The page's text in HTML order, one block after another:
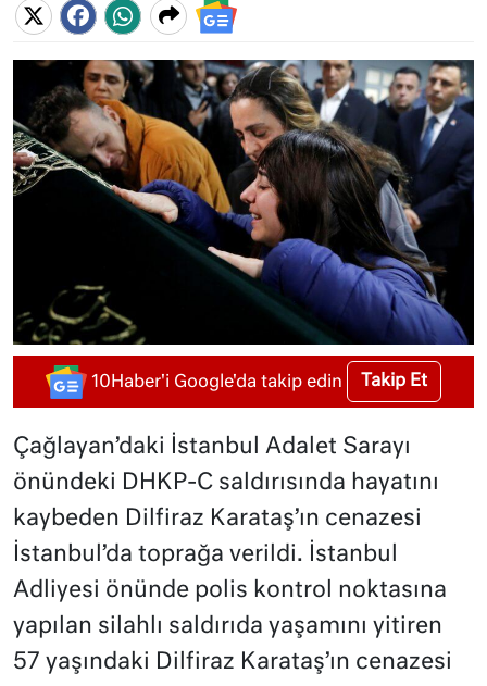
10Haber'i Google'da takip edin Takip Et
Çağlayan’daki İstanbul Adalet Sarayı
önündeki DHKP-C saldırısında hayatını
kaybeden Dilfiraz Karataş’ın cenazesi
İstanbul’da toprağa verildi. İstanbul
Adliyesi önünde polis kontrol noktasına
yapılan silahlı saldırıda yaşamını yitiren
57 yaşındaki Dilfiraz Karataş’ın cenazesi